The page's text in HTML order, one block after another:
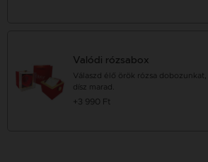
Valódi rózsabox
Válaszd élő örök rózsa
dísz marad.
+3 990 Ft